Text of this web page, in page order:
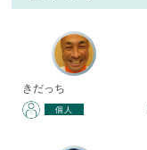
きだっち
個人